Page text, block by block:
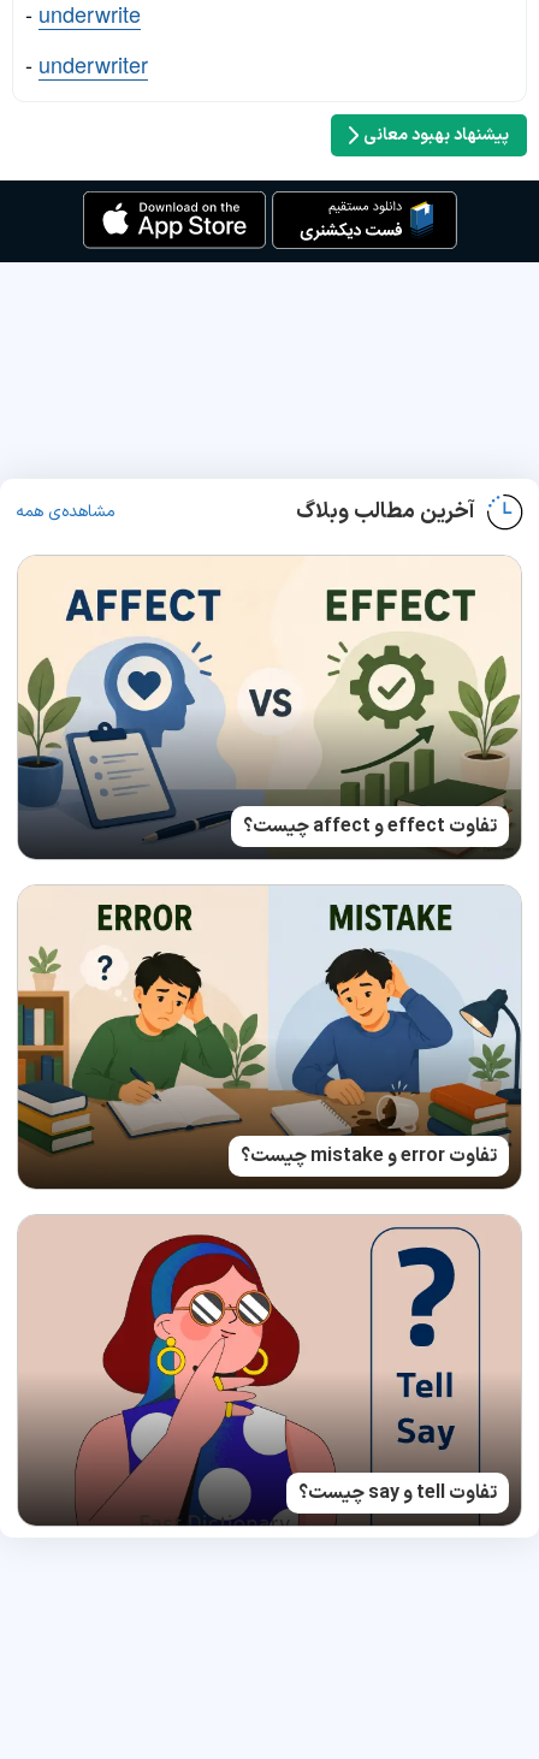
- underwrite
- underwriter
پیشنهاد بهبود معانی
آخرین مطالب وبلاگ مشاهده‌ی همه
تفاوت effect و affect چیست؟
تفاوت error و mistake چیست؟
تفاوت tell و say چیست؟